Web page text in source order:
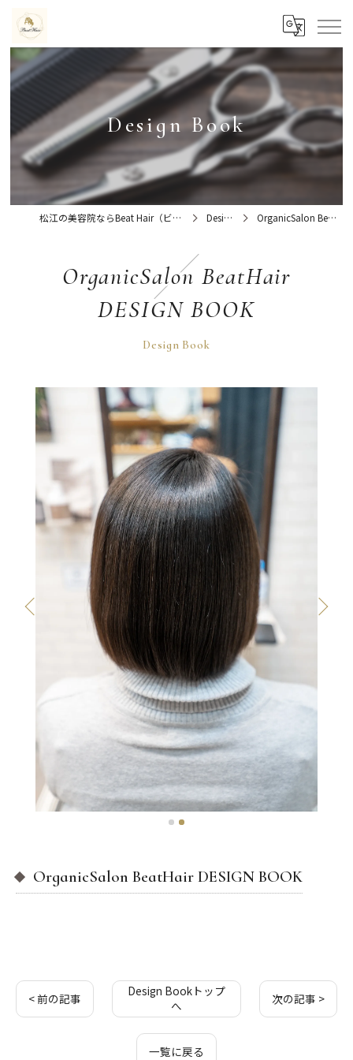
Design Book
松江の美容院ならBeat Hair（ビートヘアー）髪質改善特化型サロン Design Book OrganicSalon BeatHair DESIGN BOOK
Design Book
OrganicSalon BeatHair
DESIGN BOOK
OrganicSalon BeatHair DESIGN BOOK
< 前の記事
Design Bookトップ
へ
次の記事 >
一覧に戻る